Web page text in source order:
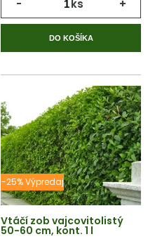
- ks +
DO KOŠÍKA
-25% Výpredaj
Vtáčí zob vajcovitolistý
50-60 cm, kont. 1 l